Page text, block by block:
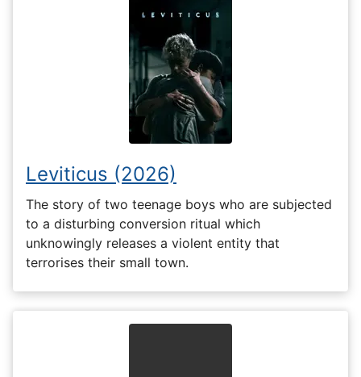
Leviticus (2026)
The story of two teenage boys who are subjected
to a disturbing conversion ritual which
unknowingly releases a violent entity that
terrorises their small town.